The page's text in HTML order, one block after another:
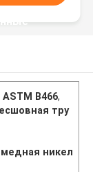
B466,
тру
никел